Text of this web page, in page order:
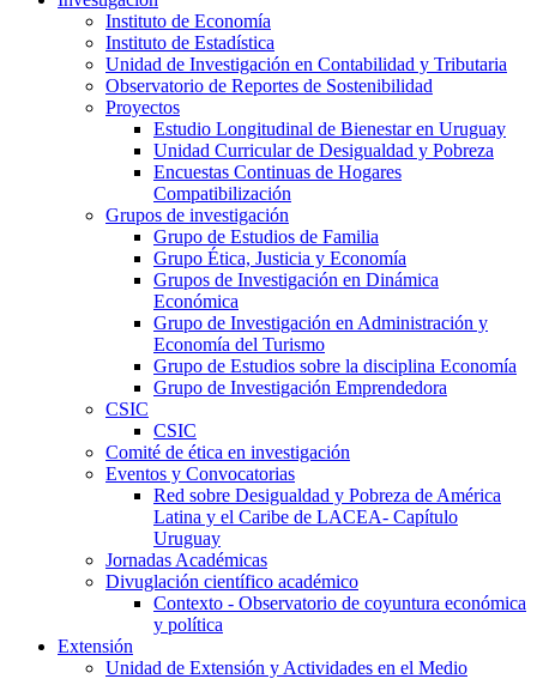
Instituto de Economía
Instituto de Estadística
Unidad de Investigación en Contabilidad y Tributaria
Observatorio de Reportes de Sostenibilidad
Proyectos
Estudio Longitudinal de Bienestar en Uruguay
Unidad Curricular de Desigualdad y Pobreza
Encuestas Continuas de Hogares
Compatibilización
Grupos de investigación
Grupo de Estudios de Familia
Grupo Ética, Justicia y Economía
Grupos de Investigación en Dinámica
Económica
Grupo de Investigación en Administración y
Economía del Turismo
Grupo de Estudios sobre la disciplina Economía
Grupo de Investigación Emprendedora
CSIC
CSIC
Comité de ética en investigación
Eventos y Convocatorias
Red sobre Desigualdad y Pobreza de América
Latina y el Caribe de LACEA- Capítulo
Uruguay
Jornadas Académicas
Divuglación científico académico
Contexto - Observatorio de coyuntura económica
y política
Extensión
Unidad de Extensión y Actividades en el Medio